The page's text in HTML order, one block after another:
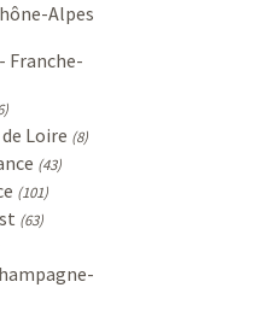
Alpes
Franche-
Loire (8)
(43)
(101)
(63)